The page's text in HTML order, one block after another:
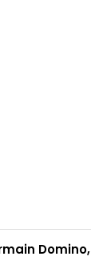
Domino,